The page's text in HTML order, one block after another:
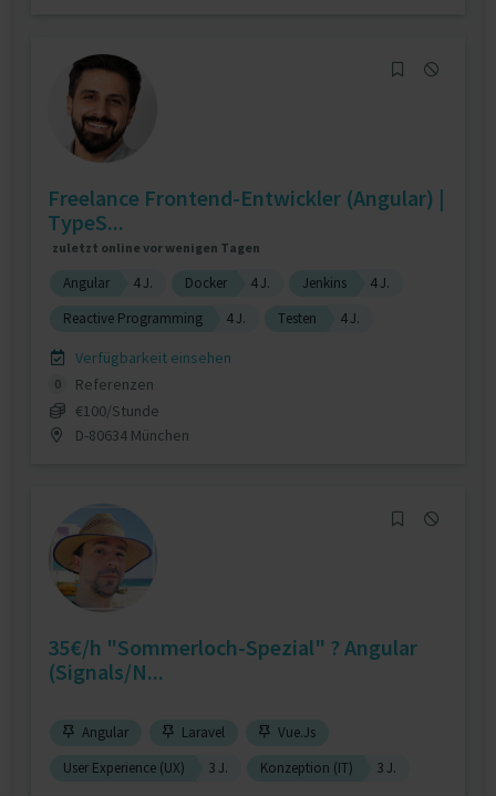
Freelance Frontend-Entwickler (Angular) |
TypeS...
zuletzt online vor wenigen Tagen
Angular 4 J. Docker 4 J. Jenkins
4 J.
Reactive Programming
4 J. Testen 4 J.
Verfügbarkeit einsehen
0
Referenzen
€100/Stunde
D-80634 München
35€/h "Sommerloch-Spezial" ? Angular
(Signals/N...
Angular Laravel
Vue.Js
User Experience (UX)
3 J. Konzeption (IT) 3 J.